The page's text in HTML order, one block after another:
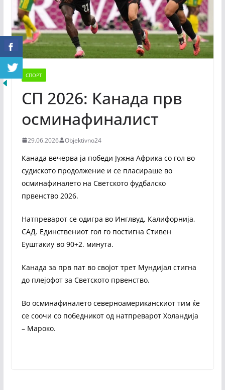
СПОРТ
СП 2026: Канада прв
осминафиналист
29.06.2026 Objektivno24
Канада вечерва ја победи Јужна Африка со гол во
судиското продолжение и се пласираше во
осминафиналето на Светското фудбалско
првенство 2026.
Натпреварот се одигра во Инглвуд, Калифорнија,
САД. Единствениот гол го постигна Стивен
Еуштакиу во 90+2. минута.
Канада за прв пат во својот трет Мундијал стигна
до плејофот за Светското првенство.
Во осминафиналето северноамериканскиот тим ќе
се соочи со победникот од натпреварот Холандија
– Мароко.